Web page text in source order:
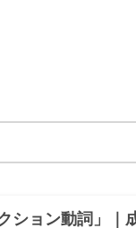
ション動詞」｜